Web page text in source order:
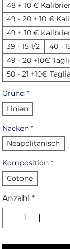
48 + 10 €
49 - 20 + 10 €
49 + 10 €
39 - 15 1/2
40 -
49 - 20 +10€
50 - 21 +10€
Grund *
Linien
Nacken *
Neapolitanisch
Komposition *
Cotone
Anzahl *